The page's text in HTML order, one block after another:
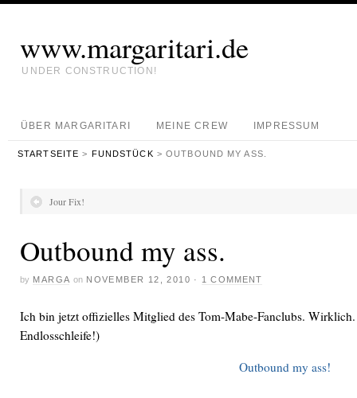
www.margaritari.de
UNDER CONSTRUCTION!
ÜBER MARGARITARI MEINE CREW IMPRESSUM
STARTSEITE > FUNDSTÜCK > OUTBOUND MY ASS.
Jour Fix!
Outbound my ass.
by MARGA on NOVEMBER 12, 2010 · 1 COMMENT
Ich bin jetzt offizielles Mitglied des Tom-Mabe-Fanclubs.
Endlosschleife!)
Outbound my ass!